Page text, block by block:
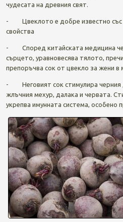
чудесата на древния свят.
- Цвеклото е добре известно със
свойства
- Според китайската медицина
сърцето, уравновесява тялото,
препоръчва сок от цвекло за жени в
- Неговият сок стимулира черния
жлъчния мехур, далака и червата.
укрепва имунната система, особено